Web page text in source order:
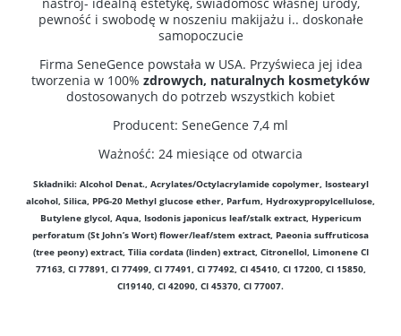
pewność i swobodę w noszeniu makijażu i.. doskonałe
samopoczucie
Firma SeneGence powstała w USA. Przyświeca jej idea
tworzenia w 100% zdrowych, naturalnych kosmetyków
dostosowanych do potrzeb wszystkich kobiet
Producent: SeneGence 7,4 ml
Ważność: 24 miesiące od otwarcia
Składniki: Alcohol Denat., Acrylates/Octylacrylamide copolymer, Isostearyl
alcohol, Silica, PPG-20 Methyl glucose ether, Parfum, Hydroxypropylcellulose,
Butylene glycol, Aqua, Isodonis japonicus leaf/stalk extract, Hypericum
perforatum (St John’s Wort) flower/leaf/stem extract, Paeonia suffruticosa
(tree peony) extract, Tilia cordata (linden) extract, Citronellol, Limonene CI
77163, CI 77891, CI 77499, CI 77491, CI 77492, CI 45410, CI 17200, CI 15850,
CI19140, CI 42090, CI 45370, CI 77007.